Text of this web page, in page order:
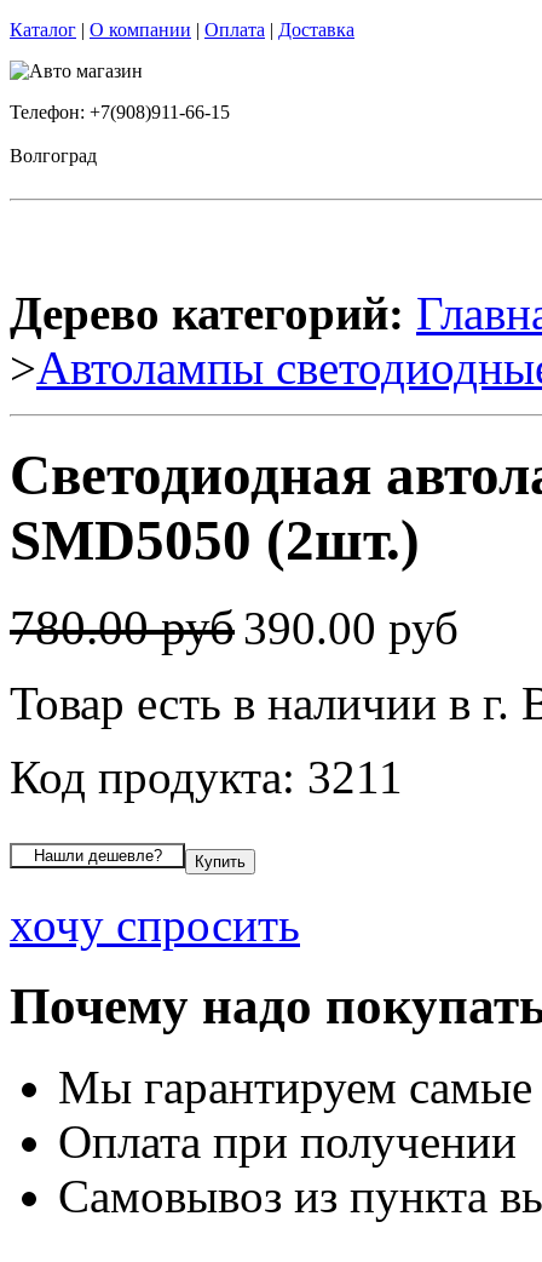
Каталог | О компании | Оплата | Доставка
Телефон: +7(908)911-66-15
Волгоград
Дерево категорий:
>Автолампы
Светодиодная
SMD5050 (2шт.)
780.00 руб390.00 руб
Товар есть в наличии в г.
Код продукта: 3211
хочу спросить
Почему надо
Мы гарантируем
Оплата при получении
Самовывоз из пункта